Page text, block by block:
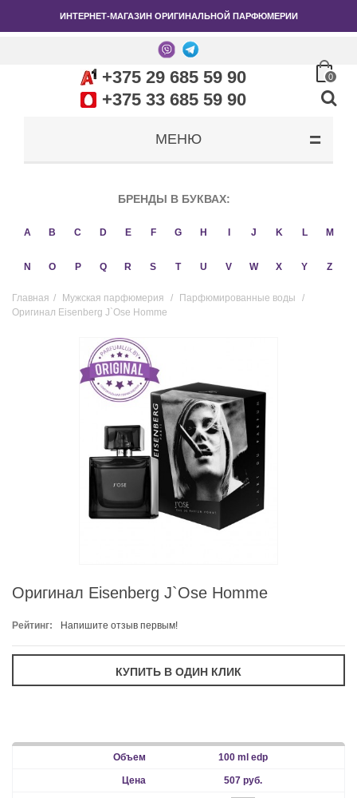
ИНТЕРНЕТ-МАГАЗИН ОРИГИНАЛЬНОЙ ПАРФЮМЕРИИ
+375 29 685 59 90
+375 33 685 59 90
0
МЕНЮ
БРЕНДЫ В БУКВАХ:
A B C D E F G H J K L M
N O P Q R S T U V W X Y Z
Главная / Мужская парфюмерия / Парфюмированные воды
/
Оригинал Eisenberg J`Ose Homme
Оригинал Eisenberg J`Ose Homme
Рейтинг: Напишите отзыв первым!
100 ml edp
507 руб.